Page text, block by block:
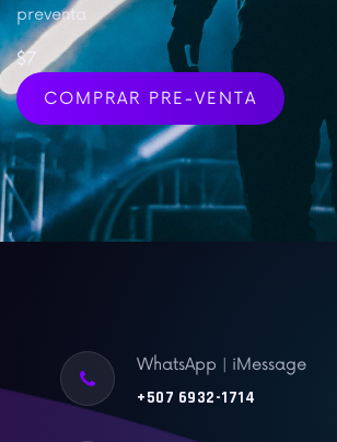
preventa
$7
COMPRAR PRE-VENTA
WhatsApp | iMessage
+507 6932-1714